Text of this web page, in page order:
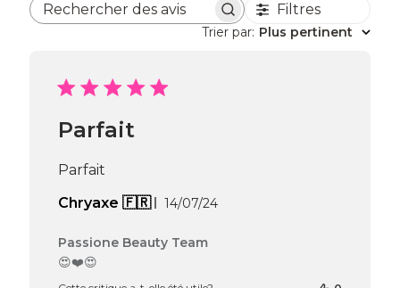
Rechercher des avisFiltres
Trier par: Plus pertinent
Parfait
Parfait
Chryaxe 🇫🇷
Date
publication
14/07/24
Commentaires
Passione Beauty Team
😍❤️😍